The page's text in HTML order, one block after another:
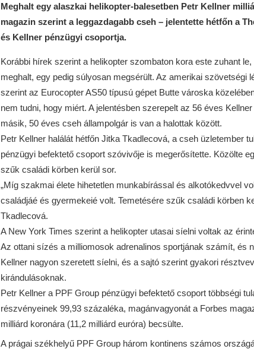
Meghalt egy alaszkai helikopter-balesetben Petr Kellner
magazin szerint a leggazdagabb cseh – jelentette hétfőn a
és Kellner pénzügyi csoportja.
Korábbi hírek szerint a helikopter szombaton kora este zuhant
meghalt, egy pedig súlyosan megsérült. Az amerikai szövetségi
szerint az Eurocopter AS50 típusú gépet Butte városka
nem tudni, hogy miért. A jelentésben szerepelt az 56 éves
másik, 50 éves cseh állampolgár is van a halottak között.
Petr Kellner halálát hétfőn Jitka Tkadlecová, a cseh üzletember
pénzügyi befektető csoport szóvivője is megerősítette. Közölte
szűk családi körben kerül sor.
„Míg szakmai élete hihetetlen munkabírással és alkotókedvvel
családjáé és gyermekeié volt. Temetésére szűk családi körben
Tkadlecová.
A New York Times szerint a helikopter utasai síelni voltak az
Az ottani sízés a milliomosok adrenalinos sportjának számít, és
Kellner nagyon szeretett síelni, és a sajtó szerint gyakori
kirándulásoknak.
Petr Kellner a PPF Group pénzügyi befektető csoport többségi
részvényeinek 99,93 százaléka, magánvagyonát a Forbes
milliárd koronára (11,2 milliárd euróra) becsülte.
A prágai székhelyű PPF Group három kontinens számos